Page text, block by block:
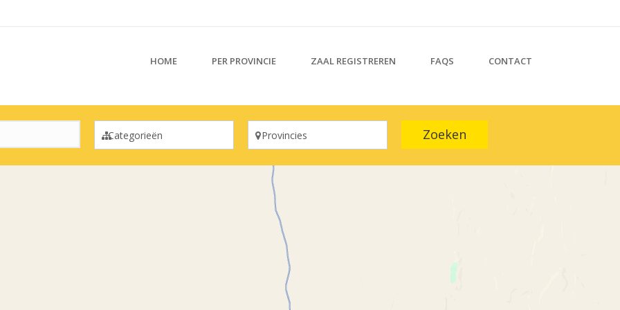
HOME PER PROVINCIE ZAAL REGISTREREN FAQS CONTACT
Zoeken